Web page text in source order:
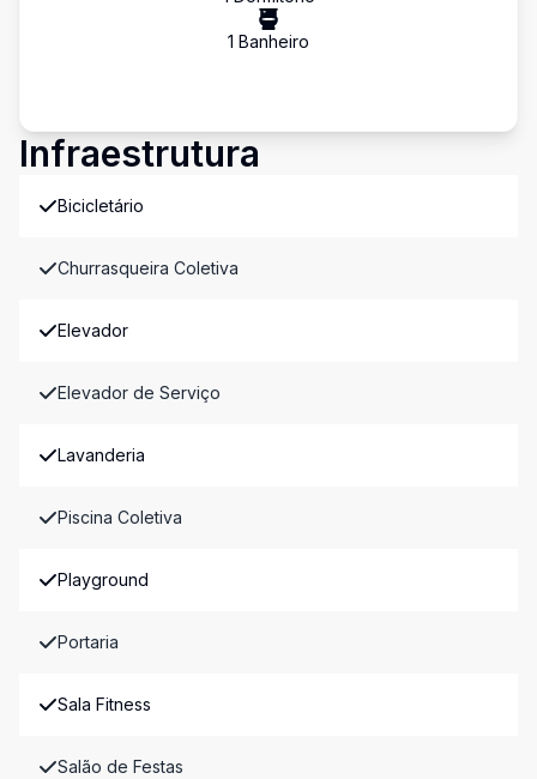
1 Banheiro
Infraestrutura
Bicicletário
Churrasqueira Coletiva
Elevador
Elevador de Serviço
Lavanderia
Piscina Coletiva
Playground
Portaria
Sala Fitness
Salão de Festas